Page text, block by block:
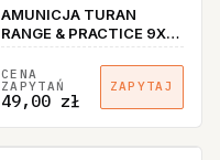
AMUNICJA TURAN
RANGE & PRACTICE 9X19
7,5G 115GR
CENA
ZAPYTAŃ
49,00 zł
ZAPYTAJ